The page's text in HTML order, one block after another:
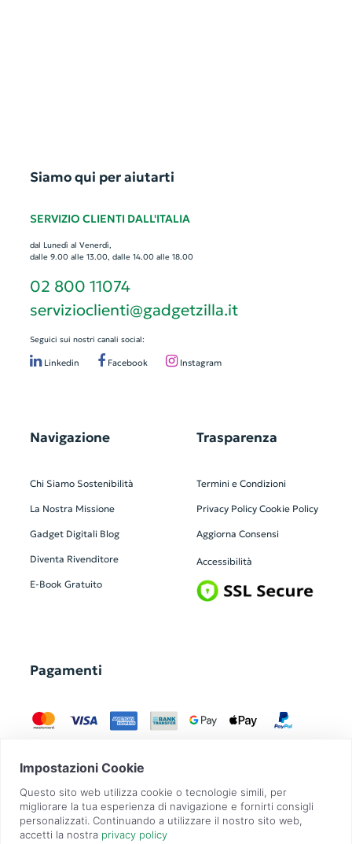
Siamo qui per aiutarti
SERVIZIO CLIENTI DALL'ITALIA
dal Lunedì al Venerdì,
dalle 9.00 alle 13.00, dalle 14.00 alle 18.00
02 800 11074
servizioclienti@gadgetzilla.it
Seguici sui nostri canali social:
Linkedin Facebook Instagram
Navigazione
Chi Siamo Sostenibilità
La Nostra Missione
Gadget Digitali Blog
Diventa Rivenditore
E-Book Gratuito
Trasparenza
Termini e Condizioni
Privacy Policy Cookie Policy
Aggiorna Consensi
Accessibilità
Pagamenti
GadgetZilla è un Brand di Overbi S.r.l.| realizzato conContit | © 2026 Tutti
i diritti riservati | P.IVA: 09351560967